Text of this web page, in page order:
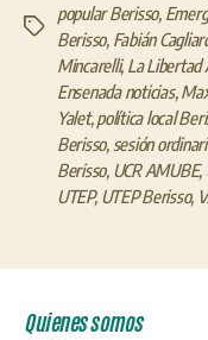
Etiquetas
popular Berisso,
Berisso, Fabián
Mincarelli, La Libertad
Ensenada noticias,
Yalet,política local
Berisso, sesión
Berisso, UCR AMUBE,
UTEP, UTEP Berisso,
Quienes somos